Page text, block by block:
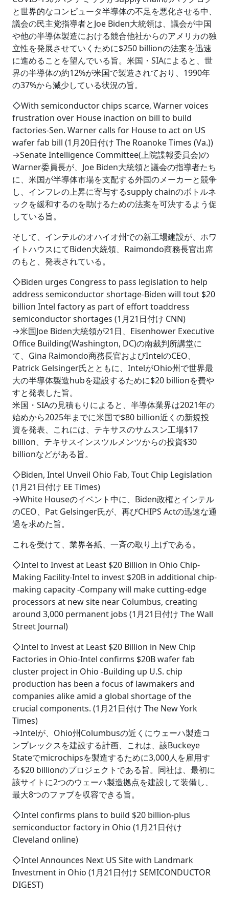
と世界的なコンピュータ半導体の不足を悪化させる中、
議会の民主党指導者とJoe Biden大統領は、議会が中国
や他の半導体製造における競合他社からのアメリカの独
立性を発展させていくために$250 billionの法案を迅速
に進めることを望んでいる旨。米国・SIAによると、世
界の半導体の約12%が米国で製造されており、1990年
の37%から減少している状況の旨。
◇With semiconductor chips scarce, Warner voices
frustration over House inaction on bill to build
factories-Sen. Warner calls for House to act on US
wafer fab bill (1月20日付け The Roanoke Times (Va.))
→Senate Intelligence Committee(上院諜報委員会)の
Warner委員長が、Joe Biden大統領と議会の指導者たち
に、米国が半導体市場を支配する外国のメーカーと競争
し、インフレの上昇に寄与するsupply chainのボトルネ
ックを緩和するのを助けるための法案を可決するよう促
している旨。
そして、インテルのオハイオ州での新工場建設が、ホワ
イトハウスにてBiden大統領、Raimondo商務長官出席
のもと、発表されている。
◇Biden urges Congress to pass legislation to help
address semiconductor shortage-Biden will tout $20
billion Intel factory as part of effort toaddress
semiconductor shortages (1月21日付け CNN)
→米国Joe Biden大統領が21日、Eisenhower Executive
Office Building(Washington, DC)の南裁判所講堂に
て、Gina Raimondo商務長官およびIntelのCEO、
Patrick Gelsinger氏とともに、IntelがOhio州で世界最
大の半導体製造hubを建設するために$20 billionを費や
すと発表した旨。
米国・SIAの見積もりによると、半導体業界は2021年の
始めから2025年までに米国で$80 billion近くの新規投
資を発表、これには、テキサスのサムスン工場$17
billion、テキサスインスツルメンツからの投資$30
billionなどがある旨。
◇Biden, Intel Unveil Ohio Fab, Tout Chip Legislation
(1月21日付け EE Times)
→White Houseのイベント中に、Biden政権とインテル
のCEO、Pat Gelsinger氏が、再びCHIPS Actの迅速な通
過を求めた旨。
これを受けて、業界各紙、一斉の取り上げである。
◇Intel to Invest at Least $20 Billion in Ohio Chip-
Making Facility-Intel to invest $20B in additional chip-
making capacity -Company will make cutting-edge
processors at new site near Columbus, creating
around 3,000 permanent jobs (1月21日付け The Wall
Street Journal)
◇Intel to Invest at Least $20 Billion in New Chip
Factories in Ohio-Intel confirms $20B wafer fab
cluster project in Ohio -Building up U.S. chip
production has been a focus of lawmakers and
companies alike amid a global shortage of the
crucial components. (1月21日付け The New York
Times)
→Intelが、Ohio州Columbusの近くにウェーハ製造コ
ンプレックスを建設する計画、これは、該Buckeye
Stateでmicrochipsを製造するために3,000人を雇用す
る$20 billionのプロジェクトである旨。同社は、最初に
該サイトに2つのウェーハ製造拠点を建設して装備し、
最大8つのファブを収容できる旨。
◇Intel confirms plans to build $20 billion-plus
semiconductor factory in Ohio (1月21日付け
Cleveland online)
◇Intel Announces Next US Site with Landmark
Investment in Ohio (1月21日付け SEMICONDUCTOR
DIGEST)